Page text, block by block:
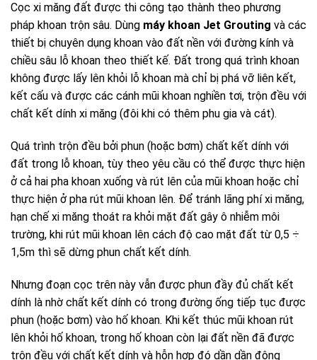
Cọc xi măng đất được thi công tạo thành theo phương
pháp khoan trộn sâu. Dùng máy khoan Jet Grouting và các
thiết bị chuyên dụng khoan vào đất nền với đường kính và
chiều sâu lỗ khoan theo thiết kế. Đất trong quá trình khoan
không được lấy lên khỏi lỗ khoan mà chỉ bị phá vỡ liên kết,
kết cấu và được các cánh mũi khoan nghiền tơi, trộn đều với
chất kết dính xi măng (đôi khi có thêm phu gia và cát).
Quá trình trộn đều bởi phun (hoặc bơm) chất kết dính với
đất trong lỗ khoan, tùy theo yêu cầu có thể được thực hiện
ở cả hai pha khoan xuống và rút lên của mũi khoan hoặc chỉ
thực hiện ở pha rút mũi khoan lên. Để tránh lãng phí xi măng,
hạn chế xi măng thoát ra khỏi mặt đất gây ô nhiễm môi
trường, khi rút mũi khoan lên cách độ cao mặt đất từ 0,5 ÷
1,5m thì sẽ dừng phun chất kết dính.
Nhưng đoạn cọc trên này vẫn được phun đầy đủ chất kết
dính là nhờ chất kết dính có trong đường ống tiếp tục được
phun (hoặc bơm) vào hố khoan. Khi kết thúc mũi khoan rút
lên khỏi hố khoan, trong hố khoan còn lại đất nền đã được
trộn đều với chất kết dính và hỗn hợp đó dần dần đông